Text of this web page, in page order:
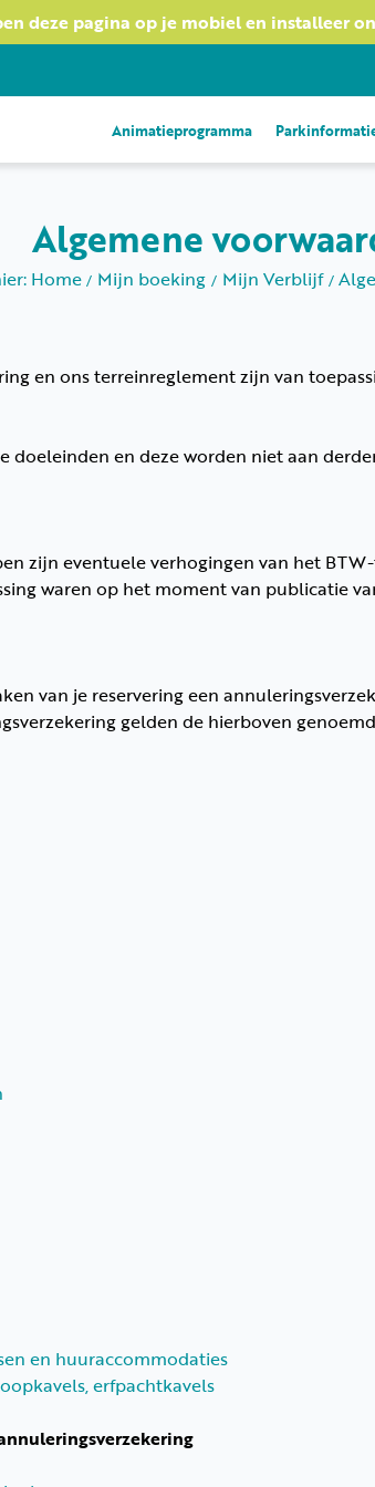
deze pagina op je mobiel en installeer
Animatieprogramma
Algemene
Home Mijn boeking Mijn Verblijf
en ons terreinreglement zijn van
doeleinden en deze worden niet aan
zijn eventuele verhogingen van het
waren op het moment van publicatie
van je reservering een
gelden de hierboven
en huuraccommodaties
erfpachtkavels